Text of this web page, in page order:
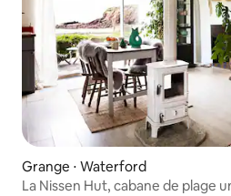
Grange ⋅ Waterford
La Nissen Hut, cabane de plage